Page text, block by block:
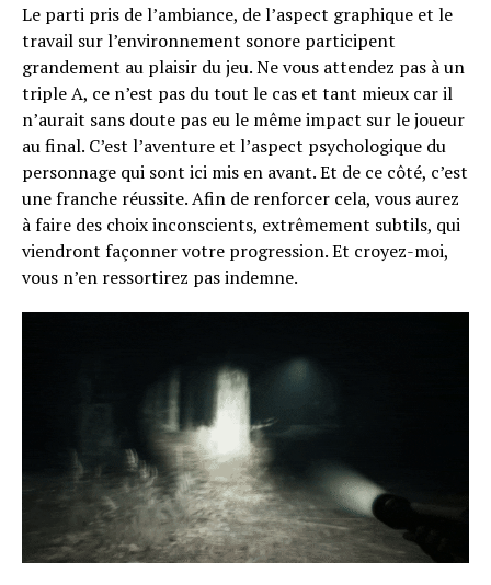
Le parti pris de l’ambiance, de l’aspect graphique et le
travail sur l’environnement sonore participent
grandement au plaisir du jeu. Ne vous attendez pas à un
triple A, ce n’est pas du tout le cas et tant mieux car il
n’aurait sans doute pas eu le même impact sur le joueur
au final. C’est l’aventure et l’aspect psychologique du
personnage qui sont ici mis en avant. Et de ce côté, c’est
une franche réussite. Afin de renforcer cela, vous aurez
à faire des choix inconscients, extrêmement subtils, qui
viendront façonner votre progression. Et croyez-moi,
vous n’en ressortirez pas indemne.